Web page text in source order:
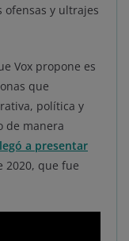
ofensas y ultrajes
Vox propone es
que
política y
de manera
a presentar
2020, que fue